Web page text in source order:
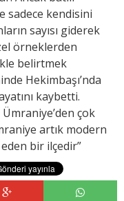
sadece kendisini
sayısı giderek
örneklerden
belirtmek
Hekimbaşı’nda
kaybetti.
çok
artık modern
bir ilçedir”